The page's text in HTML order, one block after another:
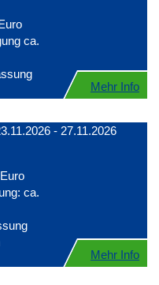
ca.
Mehr Info
- 27.11.2026
ca.
Mehr Info